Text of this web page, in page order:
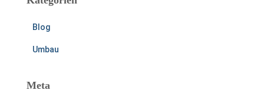
Blog
Umbau
Meta